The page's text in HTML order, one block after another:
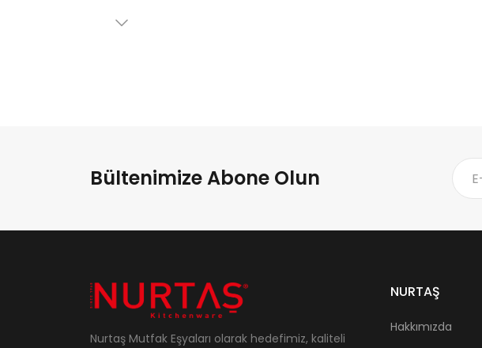
Bültenimize Abone Olun
Nurtaş Mutfak Eşyaları olarak hedefimiz, kaliteli
NURTAŞ
Hakkımızda